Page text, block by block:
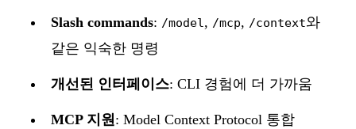
Slash commands: /model, /mcp, /context와
같은 익숙한 명령
개선된 인터페이스: CLI 경험에 더 가까움
MCP 지원: Model Context Protocol 통합